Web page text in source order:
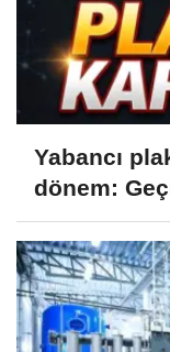
Yabancı
dönem: